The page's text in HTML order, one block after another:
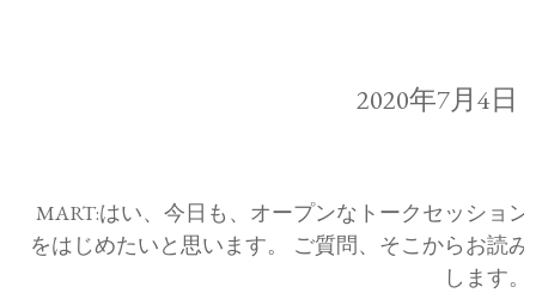
2020年7月4日
MART:はい、今日も、オープンなトークセッション
をはじめたいと思います。 ご質問、そこからお読み
します。